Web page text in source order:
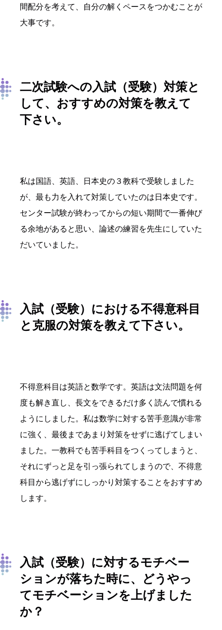
間配分を考えて、自分の解くペースをつかむことが
大事です。
二次試験への入試（受験）対策と
して、おすすめの対策を教えて
下さい。
私は国語、英語、日本史の３教科で受験しました
が、最も力を入れて対策していたのは日本史です。
センター試験が終わってからの短い期間で一番伸び
る余地があると思い、論述の練習を先生にしていた
だいていました。
入試（受験）における不得意科目
と克服の対策を教えて下さい。
不得意科目は英語と数学です。英語は文法問題を何
度も解き直し、長文をできるだけ多く読んで慣れる
ようにしました。私は数学に対する苦手意識が非常
に強く、最後まであまり対策をせずに逃げてしまい
ました。一教科でも苦手科目をつくってしまうと、
それにずっと足を引っ張られてしまうので、不得意
科目から逃げずにしっかり対策することをおすすめ
します。
入試（受験）に対するモチベー
ションが落ちた時に、どうやっ
てモチベーションを上げました
か？